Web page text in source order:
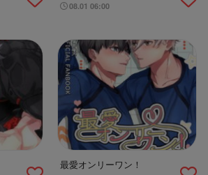
08.01 06:00
最愛オンリーワン！